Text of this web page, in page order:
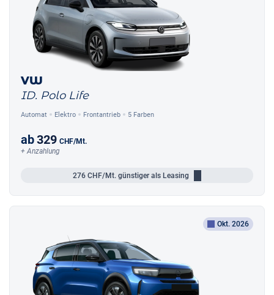
VW
ID. Polo Life
Automat Elektro Frontantrieb 5 Farben
ab329 CHF/Mt.
+ Anzahlung
276 CHF/Mt. günstiger als Leasing
Okt. 2026